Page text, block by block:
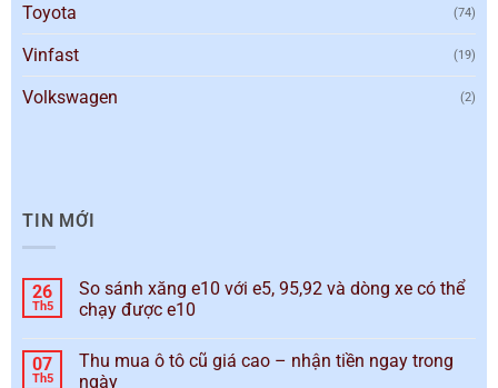
Toyota (74)
Vinfast (19)
Volkswagen (2)
TIN MỚI
26
Th5
So sánh xăng e10 với e5, 95,92 và dòng xe có thể
chạy được e10
07
Th5
Thu mua ô tô cũ giá cao – nhận tiền ngay trong
ngày